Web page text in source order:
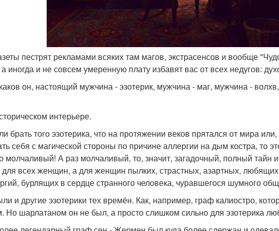
пестрят рекламами всяких там магов, экстрасенсов и вообще
иногда и не совсем умеренную плату избавят вас от всех недугов:
он, настоящий мужчина - эзотерик, мужчина - маг, мужчина -
интерьере.
брать того эзотерика, что на протяжении веков прятался от мира
себя с магической стороны по причине аллергии на дым костра, то
молчаливый! А раз молчаливый, то, значит, загадочный, полный тайн
всех женщин, а для женщин пылких, страстных, азартных,
бурлящих в сердце странного человека, чуравшегося шумного
и другие эзотерики тех времён. Как, например, граф калиостро,
Но шарлатаном он не был, а просто слишком сильно для эзотерика